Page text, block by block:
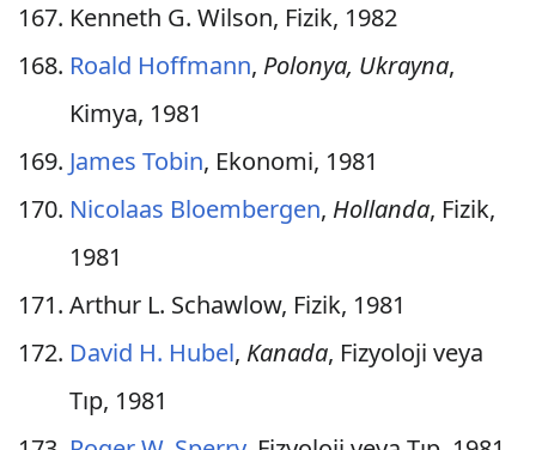
Kenneth G. Wilson, Fizik, 1982
Roald Hoffmann, Polonya, Ukrayna,
Kimya, 1981
James Tobin, Ekonomi, 1981
Nicolaas Bloembergen, Hollanda, Fizik,
1981
Arthur L. Schawlow, Fizik, 1981
David H. Hubel, Kanada, Fizyoloji veya
Tıp, 1981